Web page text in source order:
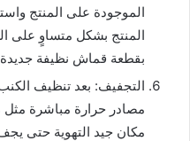
الموجودة على المنتج
المنتج بشكل متساوٍ على
بقطعة قماش نظيفة جديدة
التجفيف: بعد تنظيف
مصادر حرارة مباشرة
مكان جيد التهوية حتى